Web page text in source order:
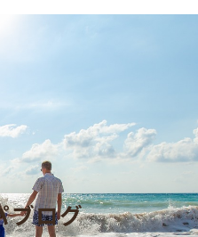
ブログ